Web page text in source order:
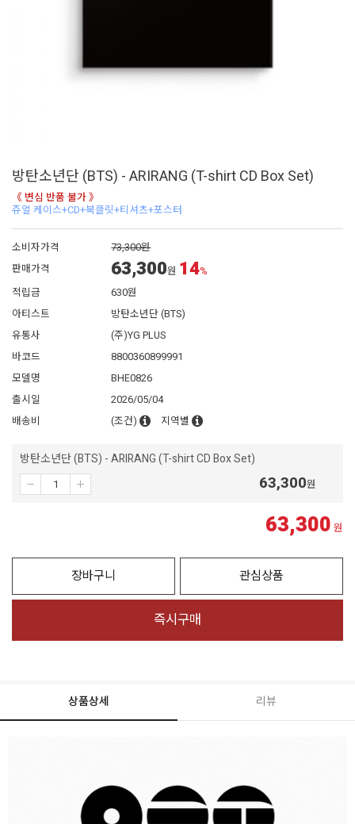
방탄소년단 (BTS) - ARIRANG (T-shirt CD Box Set)
《 변심 반품 불가 》
쥬얼 케이스+CD+북클릿+티셔츠+포스터
소비자가격
73,300원
판매가격
63,300원 14%
적립금
630원
아티스트
방탄소년단 (BTS)
유통사
(주)YG PLUS
바코드
8800360899991
모델명
BHE0826
출시일
2026/05/04
배송비
(조건) 지역별
방탄소년단 (BTS) - ARIRANG (T-shirt CD Box Set)
63,300원
63,300 원
장바구니 관심상품
즉시구매
상품상세 리뷰